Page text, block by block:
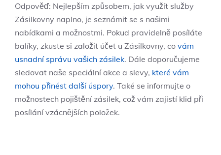
Odpověď: Nejlepším způsobem, jak využít služby
Zásilkovny naplno, je seznámit se s našimi
nabídkami a možnostmi. Pokud pravidelně posíláte
balíky, zkuste si založit účet u Zásilkovny, co vám
usnadní správu vašich zásilek. Dále doporučujeme
sledovat naše speciální akce a slevy, které vám
mohou přinést další úspory. Také se informujte o
možnostech pojištění zásilek, což vám zajistí klid při
posílání vzácnějších položek.